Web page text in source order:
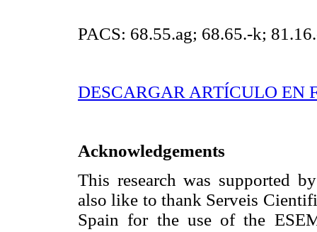
PACS: 68.55.ag; 68.65.-k;
DESCARGAR ARTÍCULO EN
Acknowledgements
This research was supported
also like to thank Serveis
Spain for the use of the